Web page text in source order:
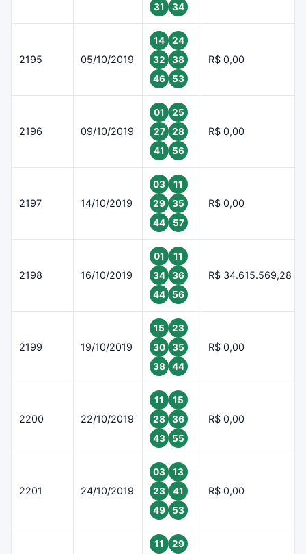
31
34
2195 05/10/2019
14
24
32
38
46
53
R$ 0,00
2196 09/10/2019
01
25
27
28
41
56
R$ 0,00
2197 14/10/2019
03
11
29
35
44
57
R$ 0,00
2198 16/10/2019
01
11
34
36
44
56
R$ 34.615.569,28
2199 19/10/2019
15
23
30
35
38
44
R$ 0,00
2200 22/10/2019
11
15
28
36
43
55
R$ 0,00
2201 24/10/2019
03
13
23
41
49
53
R$ 0,00
11 29